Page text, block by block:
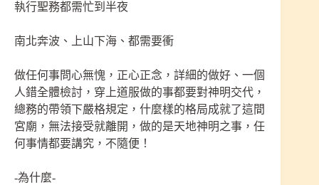
執行聖務都需忙到半夜
南北奔波、上山下海、都需要衝
做任何事問心無愧，正心正念，詳細的做好、一個
人錯全體檢討，穿上道服做的事都要對神明交代，
總務的帶領下嚴格規定，什麼樣的格局成就了這間
宮廟，無法接受就離開，做的是天地神明之事，任
何事情都要講究，不隨便！
-為什麼-